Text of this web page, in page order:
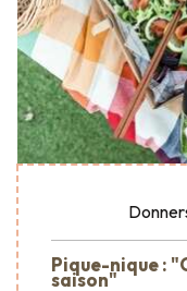
Pique-nique :
saison"